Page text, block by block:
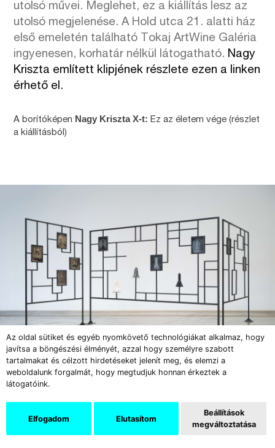
Az oldal sütiket és egyéb nyomkövető technológiákat alkalmaz, hogy
javítsa a böngészési élményét, azzal hogy személyre szabott
tartalmakat és célzott hirdetéseket jelenít meg, és elemzi a
weboldalunk forgalmát, hogy megtudjuk honnan érkeztek a
látogatóink.
Elfogadom Elutasítom
Beállítások
megváltoztatása
utolsó művei. Meglehet, ez a kiállítás lesz az
utolsó megjelenése. A Hold utca 21. alatti ház
első emeletén található Tokaj ArtWine Galéria
ingyenesen, korhatár nélkül látogatható. Nagy
Kriszta említett klipjének részlete ezen a linken
érhető el.
A borítóképen Nagy Kriszta X-t:Ez az életem vége (részlet
a kiállításból)